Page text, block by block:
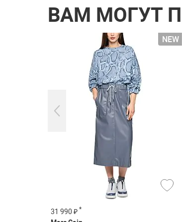
ВАМ МОГУТ
31 990 ₽ *